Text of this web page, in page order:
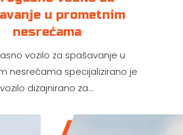
u prometnim
nesrećama
vozilo za spašavanje u
nesrećama specijalizirano je
vozilo dizajnirano za...